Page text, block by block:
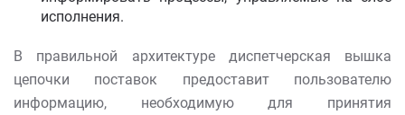
исполнения.
В правильной архитектуре диспетчерская вышка
цепочки поставок предоставит пользователю
информацию, необходимую для принятия